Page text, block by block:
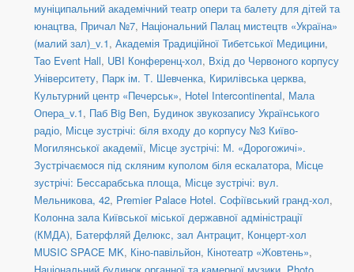
муніципальний академічний театр опери та балету для дітей та
юнацтва, Причал №7, Національний Палац мистецтв «Україна»
(малий зал)_v.1, Академія Традиційної Тибетської Медицини,
Tao Event Hall, UBI Конференц-хол, Вхід до Червоного корпусу
Університету, Парк ім. Т. Шевченка, Кирилівська церква,
Культурний центр «Печерськ», Hotel Intercontinental, Мала
Опера_v.1, Паб Big Ben, Будинок звукозапису Українського
радіо, Місце зустрічі: біля входу до корпусу №3 Київо-
Могилянської академії, Місце зустрічі: М. «Дорогожичі».
Зустрічаємося під скляним куполом біля ескалатора, Місце
зустрічі: Бессарабська площа, Місце зустрічі: вул.
Мельникова, 42, Premier Palace Hotel. Софіївський гранд-хол,
Колонна зала Київської міської державної адміністрації
(КМДА), Батерфляй Делюкс, зал Антрацит, Концерт-хол
MUSIC SPACE MK, Кіно-павільйон, Кінотеатр «Жовтень»,